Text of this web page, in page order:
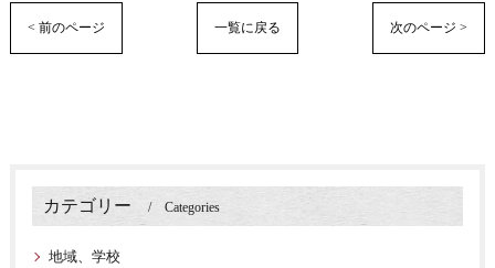
< 前のページ 一覧に戻る 次のページ >
カテゴリー Categories
地域、学校